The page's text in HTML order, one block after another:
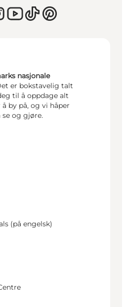
nasjonale
er bokstavelig talt
til å oppdage alt
by på, og vi håper
og gjøre.
(på engelsk)